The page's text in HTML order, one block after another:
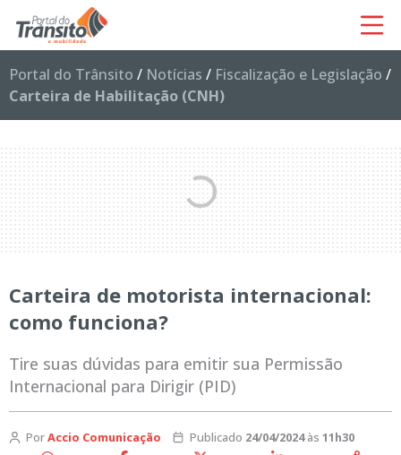
Portal do Trânsito / Notícias / Fiscalização e Legislação /
Carteira de Habilitação (CNH)
Carteira de motorista internacional:
como funciona?
Tire suas dúvidas para emitir sua Permissão
Internacional para Dirigir (PID)
PorAccio Comunicação Publicado 24/04/2024às 11h30